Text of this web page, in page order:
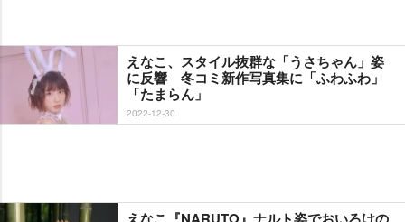
えなこ、スタイル抜群な「うさちゃん」姿
に反響 冬コミ新作写真集に「ふわふわ」
「たまらん」
2022-12-30
えなこ『NARUTO』ナルト姿でおいろけの